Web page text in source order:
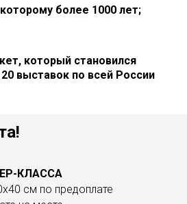
более 1000 лет;
который становился
выставок по всей России
КЛАССА
см по предоплате